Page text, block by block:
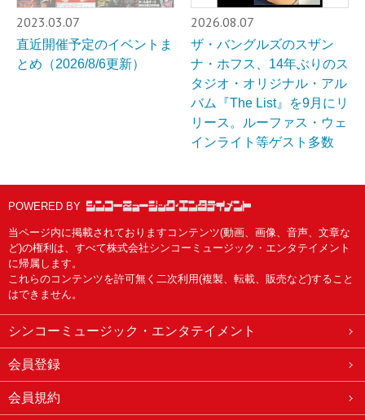
2023.03.07
直近開催予定のイベントま
とめ（2026/8/6更新）
2026.08.07
ザ・バングルズのスザン
ナ・ホフス、14年ぶりのス
タジオ・オリジナル・アル
バム『The List』を9月にリ
リース。ルーファス・ウェ
インライト等ゲスト多数
POWERED BY
当ページ内に掲載されておりますコンテンツ(動画、画像、音声、文章な
ど)の権利は、すべて株式会社シンコーミュージック・エンタテイメント
に帰属します。
これらのコンテンツを許可無く二次利用(複製、転載、販売など)すること
はできません。
シンコーミュージック・エンタテイメント
会員登録
会員規約